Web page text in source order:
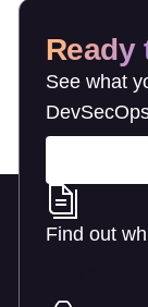
Ready
See what
Find out